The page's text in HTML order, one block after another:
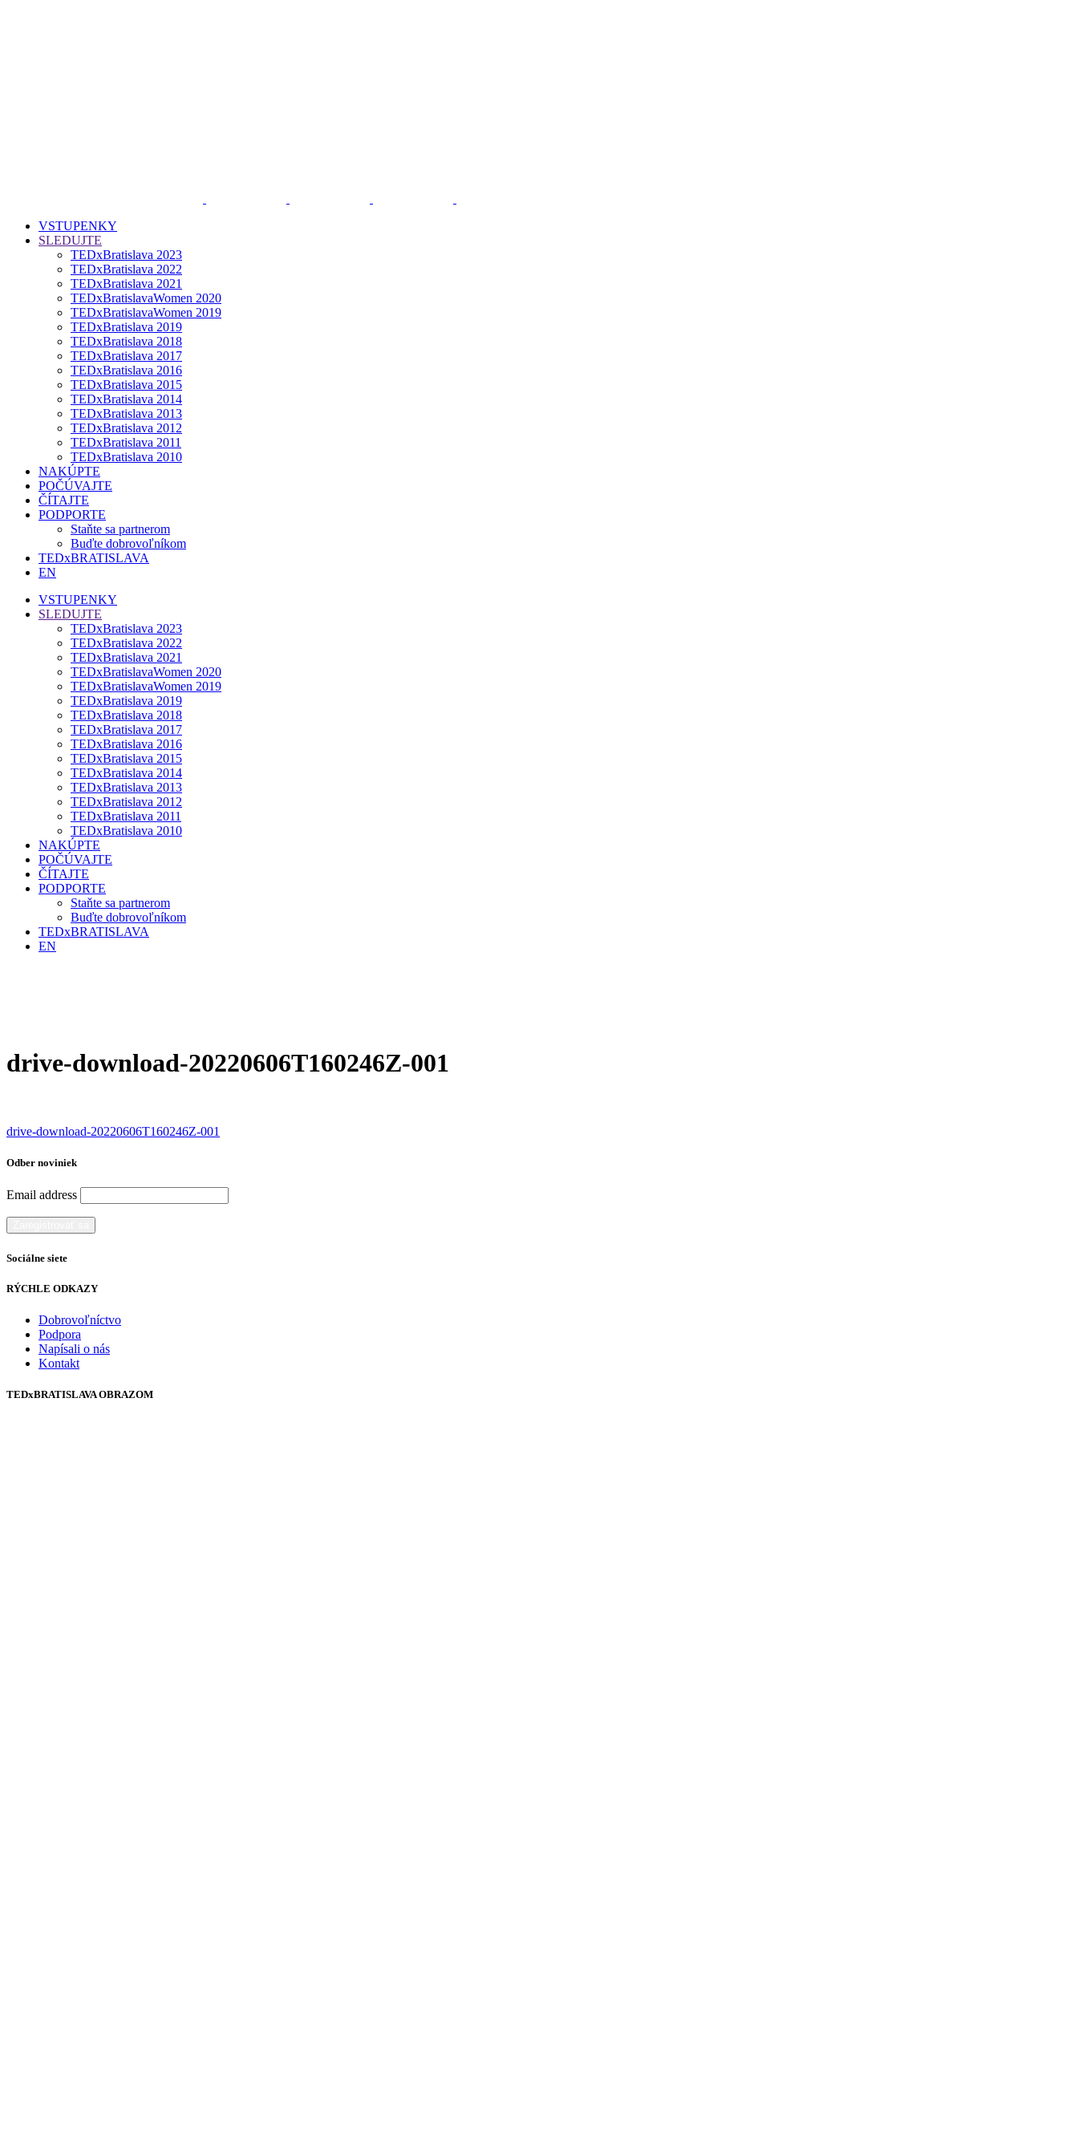
VSTUPENKY
SLEDUJTE
TEDxBratislava 2023
TEDxBratislava 2022
TEDxBratislava 2021
TEDxBratislavaWomen 2020
TEDxBratislavaWomen 2019
TEDxBratislava 2019
TEDxBratislava 2018
TEDxBratislava 2017
TEDxBratislava 2016
TEDxBratislava 2015
TEDxBratislava 2014
TEDxBratislava 2013
TEDxBratislava 2012
TEDxBratislava 2011
TEDxBratislava 2010
NAKÚPTE
POČÚVAJTE
ČÍTAJTE
PODPORTE
Staňte sa partnerom
Buďte dobrovoľníkom
TEDxBRATISLAVA
EN
VSTUPENKY
SLEDUJTE
TEDxBratislava 2023
TEDxBratislava 2022
TEDxBratislava 2021
TEDxBratislavaWomen 2020
TEDxBratislavaWomen 2019
TEDxBratislava 2019
TEDxBratislava 2018
TEDxBratislava 2017
TEDxBratislava 2016
TEDxBratislava 2015
TEDxBratislava 2014
TEDxBratislava 2013
TEDxBratislava 2012
TEDxBratislava 2011
TEDxBratislava 2010
NAKÚPTE
POČÚVAJTE
ČÍTAJTE
PODPORTE
Staňte sa partnerom
Buďte dobrovoľníkom
TEDxBRATISLAVA
EN
drive-download-20220606T160246Z-001
drive-download-20220606T160246Z-001
Odber noviniek
Email address
Sociálne siete
RÝCHLE ODKAZY
Dobrovoľníctvo
Podpora
Napísali o nás
Kontakt
TEDxBRATISLAVA OBRAZOM